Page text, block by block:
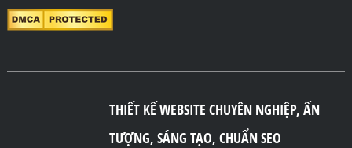
THIẾT KẾ WEBSITE CHUYÊN NGHIỆP, ẤN
TƯỢNG, SÁNG TẠO, CHUẨN SEO